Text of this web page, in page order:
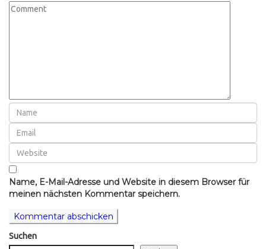
Name, E-Mail-Adresse und Website in diesem Browser für
meinen nächsten Kommentar speichern.
Suchen